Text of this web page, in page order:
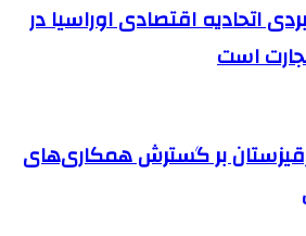
اتحادیه اقتصادی اوراسیا در
است
بر گسترش همکاری‌های